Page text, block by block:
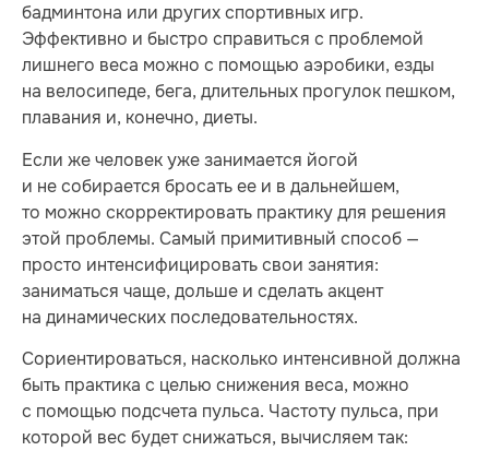
бадминтона или других спортивных игр.
Эффективно и быстро справиться с проблемой
лишнего веса можно с помощью аэробики, езды
на велосипеде, бега, длительных прогулок пешком,
плавания и, конечно, диеты.
Если же человек уже занимается йогой
и не собирается бросать ее и в дальнейшем,
то можно скорректировать практику для решения
этой проблемы. Самый примитивный способ —
просто интенсифицировать свои занятия:
заниматься чаще, дольше и сделать акцент
на динамических последовательностях.
Сориентироваться, насколько интенсивной должна
быть практика с целью снижения веса, можно
с помощью подсчета пульса. Частоту пульса, при
которой вес будет снижаться, вычисляем так: